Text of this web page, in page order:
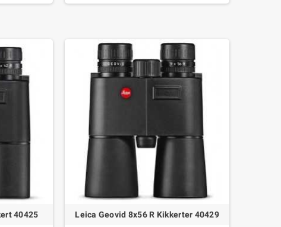
40425 Leica Geovid 8x56 R Kikkerter 40429